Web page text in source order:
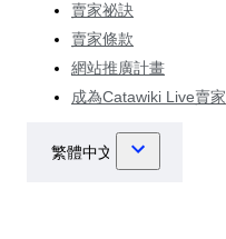
賣家祕訣
賣家條款
網站推廣計畫
成為Catawiki Live賣家